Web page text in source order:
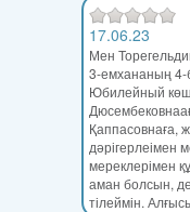
17.06.23
Мен
3-емхананың 4-
Юбилейный
Қаппасовнаға,
дәрігерлеімен
мереклерімен
аман болсын,
тілеймін.